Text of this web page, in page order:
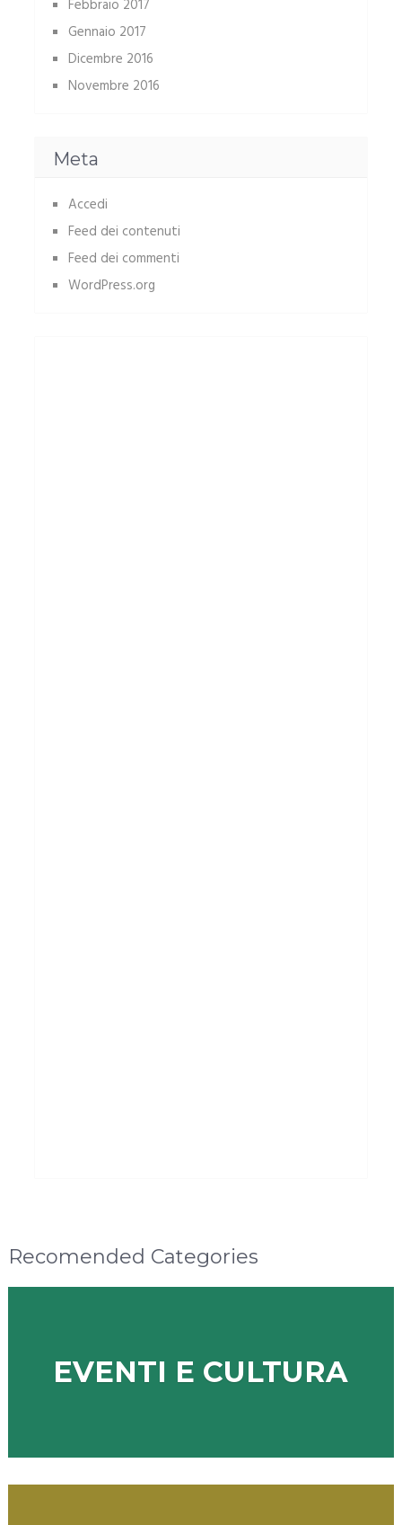
Febbraio 2017
Gennaio 2017
Dicembre 2016
Novembre 2016
Meta
Accedi
Feed dei contenuti
Feed dei commenti
WordPress.org
Recomended Categories
EVENTI E CULTURA